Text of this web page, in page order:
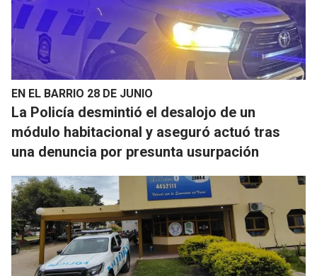
EN EL BARRIO 28 DE JUNIO
La Policía desmintió el desalojo de un
módulo habitacional y aseguró actuó tras
una denuncia por presunta usurpación